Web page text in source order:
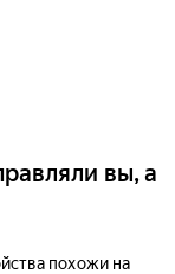
вы, а
похожи на